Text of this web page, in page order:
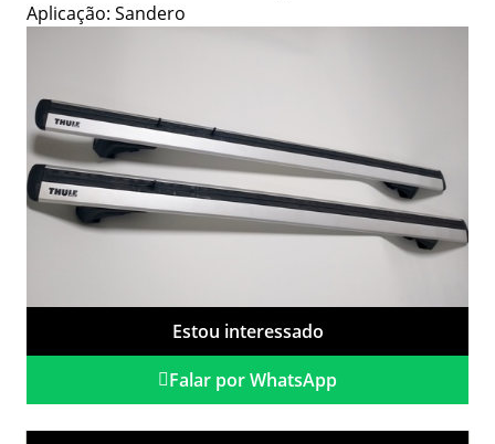
Aplicação: Sandero
Estou interessado
Falar por WhatsApp